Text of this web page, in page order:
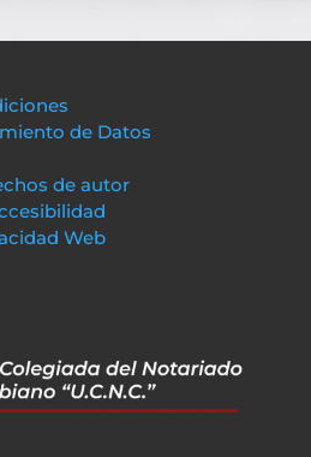
de Datos
de autor
Web